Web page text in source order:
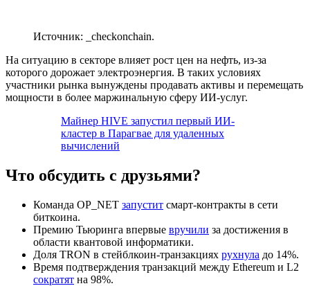
Источник: _checkonchain.
На ситуацию в секторе влияет рост цен на нефть, из-за
которого дорожает электроэнергия. В таких условиях
участники рынка вынуждены продавать активы и перемещать
мощности в более маржинальную сферу ИИ-услуг.
Майнер HIVE запустил первый ИИ-
кластер в Парагвае для удаленных
вычислений
Что обсудить с друзьями?
Команда OP_NET запустит смарт-контракты в сети
биткоина.
Премию Тьюринга впервые вручили за достижения в
области квантовой информатики.
Доля TRON в стейблкоин-транзакциях рухнула до 14%.
Время подтверждения транзакций между Ethereum и L2
сократят на 98%.